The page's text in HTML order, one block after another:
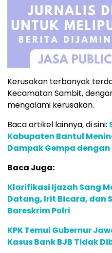
Kerusakan terbanyak
Kecamatan Sambit,
mengalami kerusakan.
Baca artikel lainnya, di sini:
Kabupaten Bantul
Dampak Gempa
Baca Juga:
Klarifikasi Ijazah Sang
Datang, Irit Bicara, dan
Bareskrim Polri
KPK Temui Gubernur
Kasus Bank BJB Tidak